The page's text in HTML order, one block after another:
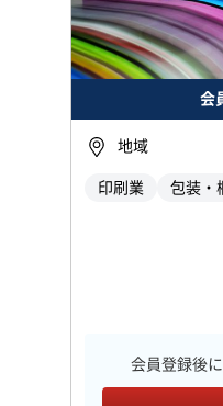
会
地域
印刷業 包装・
会員登録後